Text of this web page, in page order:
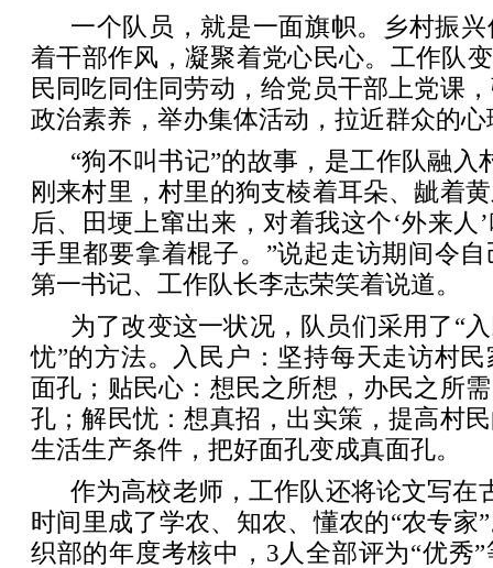
一个队员，就是一面旗帜。乡村振
着干部作风，凝聚着党心民心。工作队
民同吃同住同劳动，给党员干部上党课
政治素养，举办集体活动，拉近群众的
“狗不叫书记”的故事，是工作队融入
刚来村里，村里的狗支棱着耳朵、龇着
后、田埂上窜出来，对着我这个‘外来人
手里都要拿着棍子。”说起走访期间令
第一书记、工作队长李志荣笑着说道。
为了改变这一状况，队员们采用了“
忧”的方法。入民户：坚持每天走访村
面孔；贴民心：想民之所想，办民之所
孔；解民忧：想真招，出实策，提高村
生活生产条件，把好面孔变成真面孔。
作为高校老师，工作队还将论文写在
时间里成了学农、知农、懂农的“农专家
织部的年度考核中，3人全部评为“优秀